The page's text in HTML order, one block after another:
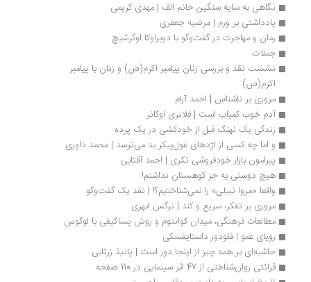
نگاهی به سایه سنگین خانم الف | مهدی کریمی
یادداشتی بر ورم | مرضیه جعفری
رمان و مهاجرت در گفت‌وگو با دوبراوکا اوگرشیچ
جملات
نشست نقد و بررسی زنان پیامبر اکرم(ص) و زنان با پیامبر
اکرم(ص)
مروری بر ناشناس | احمد آرام
آدم‌ خوب کمیاب است | فلانری اوکانر
زندگی یک نهنگ قبل از خودکشی در یک پرده
و اما چه کسی از اژدهای غول‌پیکر بد می‌ترسد | محمد داوری
پیرامون بازار خودفروشی تکری | احمد آفتابی
هیچ دوستی به جز کوهستان نداشتم!
واقعا «مروا نبیلی» را نمی‌شناختیم؟! | نقد یک گفت‌وگو
مروری بر تفکر، سریع و کند | نرگس ابهری
مطالعات فرهنگی، میدان کوانتوم و روش پساکیفی با لوگوس
رویای عمو | فئودور داستایفسکی
حاشیه‌ای بر همه چیز از اینجا دور است | پانیذ زرتابی
قرائتی روان‌شناختی از 47 اثر سینمایی در 110 صفحه